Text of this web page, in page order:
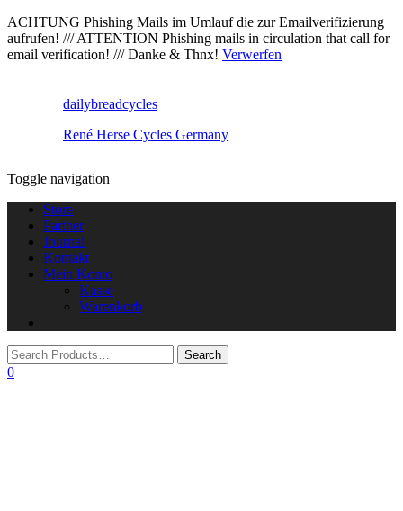
ACHTUNG Phishing Mails im Umlauf die zur Emailverifizierung
aufrufen! /// ATTENTION Phishing mails in circulation that call for
email verification! /// Danke & Thnx! Verwerfen
dailybreadcycles
René Herse Cycles Germany
Toggle navigation
Store
Partner
Journal
Kontakt
Mein Konto
Kasse
Warenkorb
0